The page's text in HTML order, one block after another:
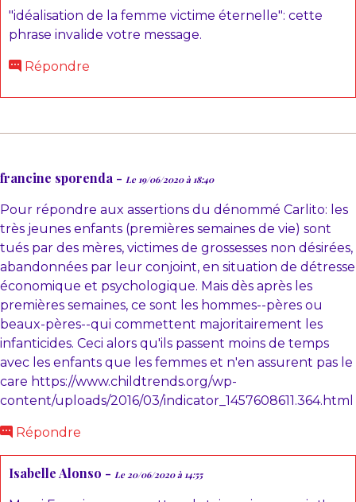
"idéalisation de la femme victime éternelle": cette
phrase invalide votre message.
Répondre
francine sporenda - Le 19/06/2020 à 18:40
Pour répondre aux assertions du dénommé Carlito: les
très jeunes enfants (premières semaines de vie) sont
tués par des mères, victimes de grossesses non désirées,
abandonnées par leur conjoint, en situation de détresse
économique et psychologique. Mais dès après les
premières semaines, ce sont les hommes--pères ou
beaux-pères--qui commettent majoritairement les
infanticides. Ceci alors qu'ils passent moins de temps
avec les enfants que les femmes et n'en assurent pas le
care https://www.childtrends.org/wp-
content/uploads/2016/03/indicator_1457608611.364.html
Répondre
Isabelle Alonso - Le 20/06/2020 à 14:55